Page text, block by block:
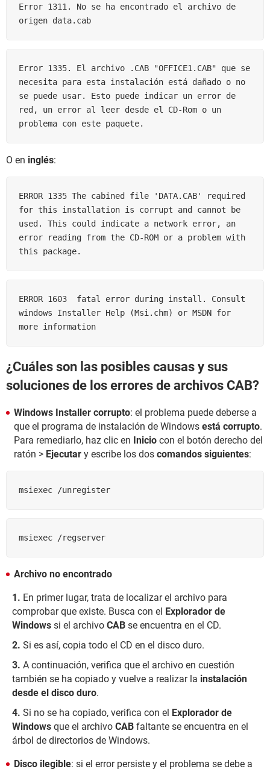
Error 1311. No se ha encontrado el archivo de
origen data.cab
Error 1335. El archivo .CAB "OFFICE1.CAB" que se
necesita para esta instalación está dañado o no
se puede usar. Esto puede indicar un error de
red, un error al leer desde el CD-Rom o un
problema con este paquete.
O en inglés:
ERROR 1335 The cabined file 'DATA.CAB' required
for this installation is corrupt and cannot be
used. This could indicate a network error, an
error reading from the CD-ROM or a problem with
this package.
ERROR 1603  fatal error during install. Consult
windows Installer Help (Msi.chm) or MSDN for
more information
¿Cuáles son las posibles causas y sus
soluciones de los errores de archivos CAB?
Windows Installer corrupto: el problema puede deberse a
que el programa de instalación de Windows está corrupto.
Para remediarlo, haz clic en Inicio con el botón derecho del
ratón > Ejecutar y escribe los dos comandos siguientes:
msiexec /unregister
msiexec /regserver
Archivo no encontrado
En primer lugar, trata de localizar el archivo para
comprobar que existe. Busca con el Explorador de
Windows si el archivo CAB se encuentra en el CD.
Si es así, copia todo el CD en el disco duro.
A continuación, verifica que el archivo en cuestión
también se ha copiado y vuelve a realizar la instalación
desde el disco duro.
Si no se ha copiado, verifica con el Explorador de
Windows que el archivo CAB faltante se encuentra en el
árbol de directorios de Windows.
Disco ilegible: si el error persiste y el problema se debe a